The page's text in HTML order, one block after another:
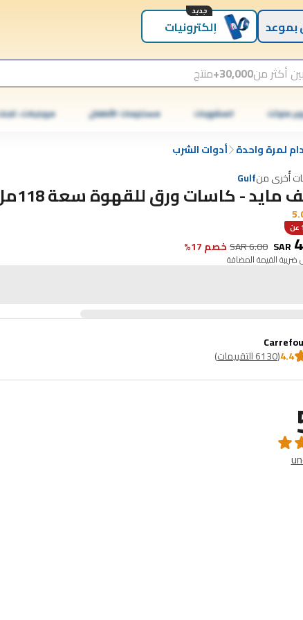
بموعد إلكترونيات
جديد
أكثر من30,000+ منتج
ماركت المشروبات مستلزمات الأطفال موبايلات،
لمرة واحدة أدوات الشرب
أُخرى منGulf
مايد - كاسات ورق للقهوة سعة 118مل
SAR4
SAR6.00 خصم 17%
القيمة المضافة
4.4
(6130 التقييمات )